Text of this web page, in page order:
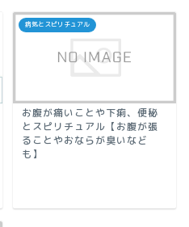
病気とスピリチュアル
お腹が痛いことや下痢、便秘
とスピリチュアル【お腹が張
ることやおならが臭いなど
も】